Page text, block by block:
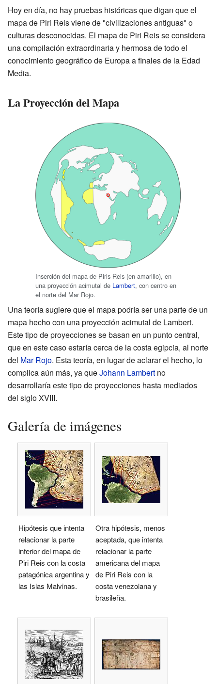
Hoy en día, no hay pruebas históricas que digan que el
mapa de Piri Reis viene de "civilizaciones antiguas" o
culturas desconocidas. El mapa de Piri Reis se considera
una compilación extraordinaria y hermosa de todo el
conocimiento geográfico de Europa a finales de la Edad
Media.
La Proyección del Mapa
Inserción del mapa de Piris Reis (en amarillo), en
una proyección acimutal de Lambert, con centro en
el norte del Mar Rojo.
Una teoría sugiere que el mapa podría ser una parte de un
mapa hecho con una proyección acimutal de Lambert.
Este tipo de proyecciones se basan en un punto central,
que en este caso estaría cerca de la costa egipcia, al norte
del Mar Rojo. Esta teoría, en lugar de aclarar el hecho, lo
complica aún más, ya queJohann Lambert no
desarrollaría este tipo de proyecciones hasta mediados
del siglo XVIII.
Galería de imágenes
Hipótesis que intenta
relacionar la parte
inferior del mapa de
Piri Reis con la costa
patagónica argentina y
las Islas Malvinas.
Otra hipótesis, menos
aceptada, que intenta
relacionar la parte
americana del mapa
de Piri Reis con la
costa venezolana y
brasileña.